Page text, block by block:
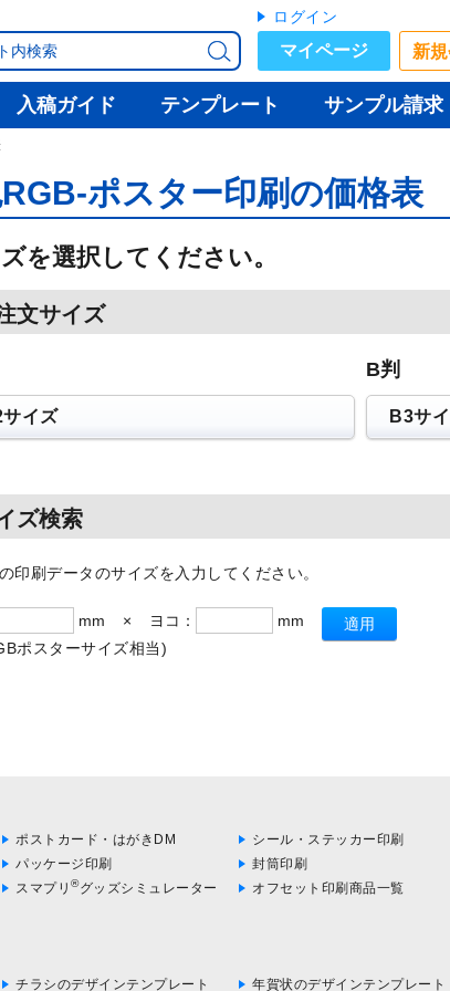
ログイン
マイページ 新
入稿ガイド テンプレート サンプル請求
ポスター印刷の価格表
を選択してください。
文サイズ
イズ
B判
B3サ
ズ検索
印刷データのサイズを入力してください。
mm × ヨコ：
mm
ポスターサイズ相当)
適用
ポストカード・はがきDM シール・ステッカー印刷
パッケージ印刷 封筒印刷
スマプリ ®グッズシミュレーター オフセット印刷商品一覧
チラシのデザインテンプレート 年賀状のデザインテンプレート